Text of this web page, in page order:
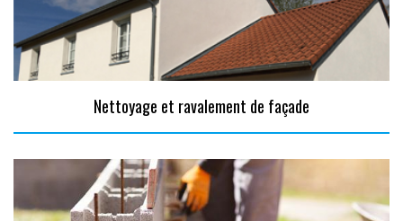
Nettoyage et ravalement de façade